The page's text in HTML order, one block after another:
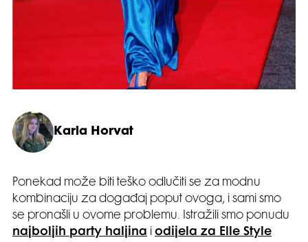
Karla Horvat
Ponekad može biti teško odlučiti se za modnu
kombinaciju za događaj poput ovoga, i sami smo
se pronašli u ovome problemu. Istražili smo ponudu
najboljih party haljina i odijela za Elle Style